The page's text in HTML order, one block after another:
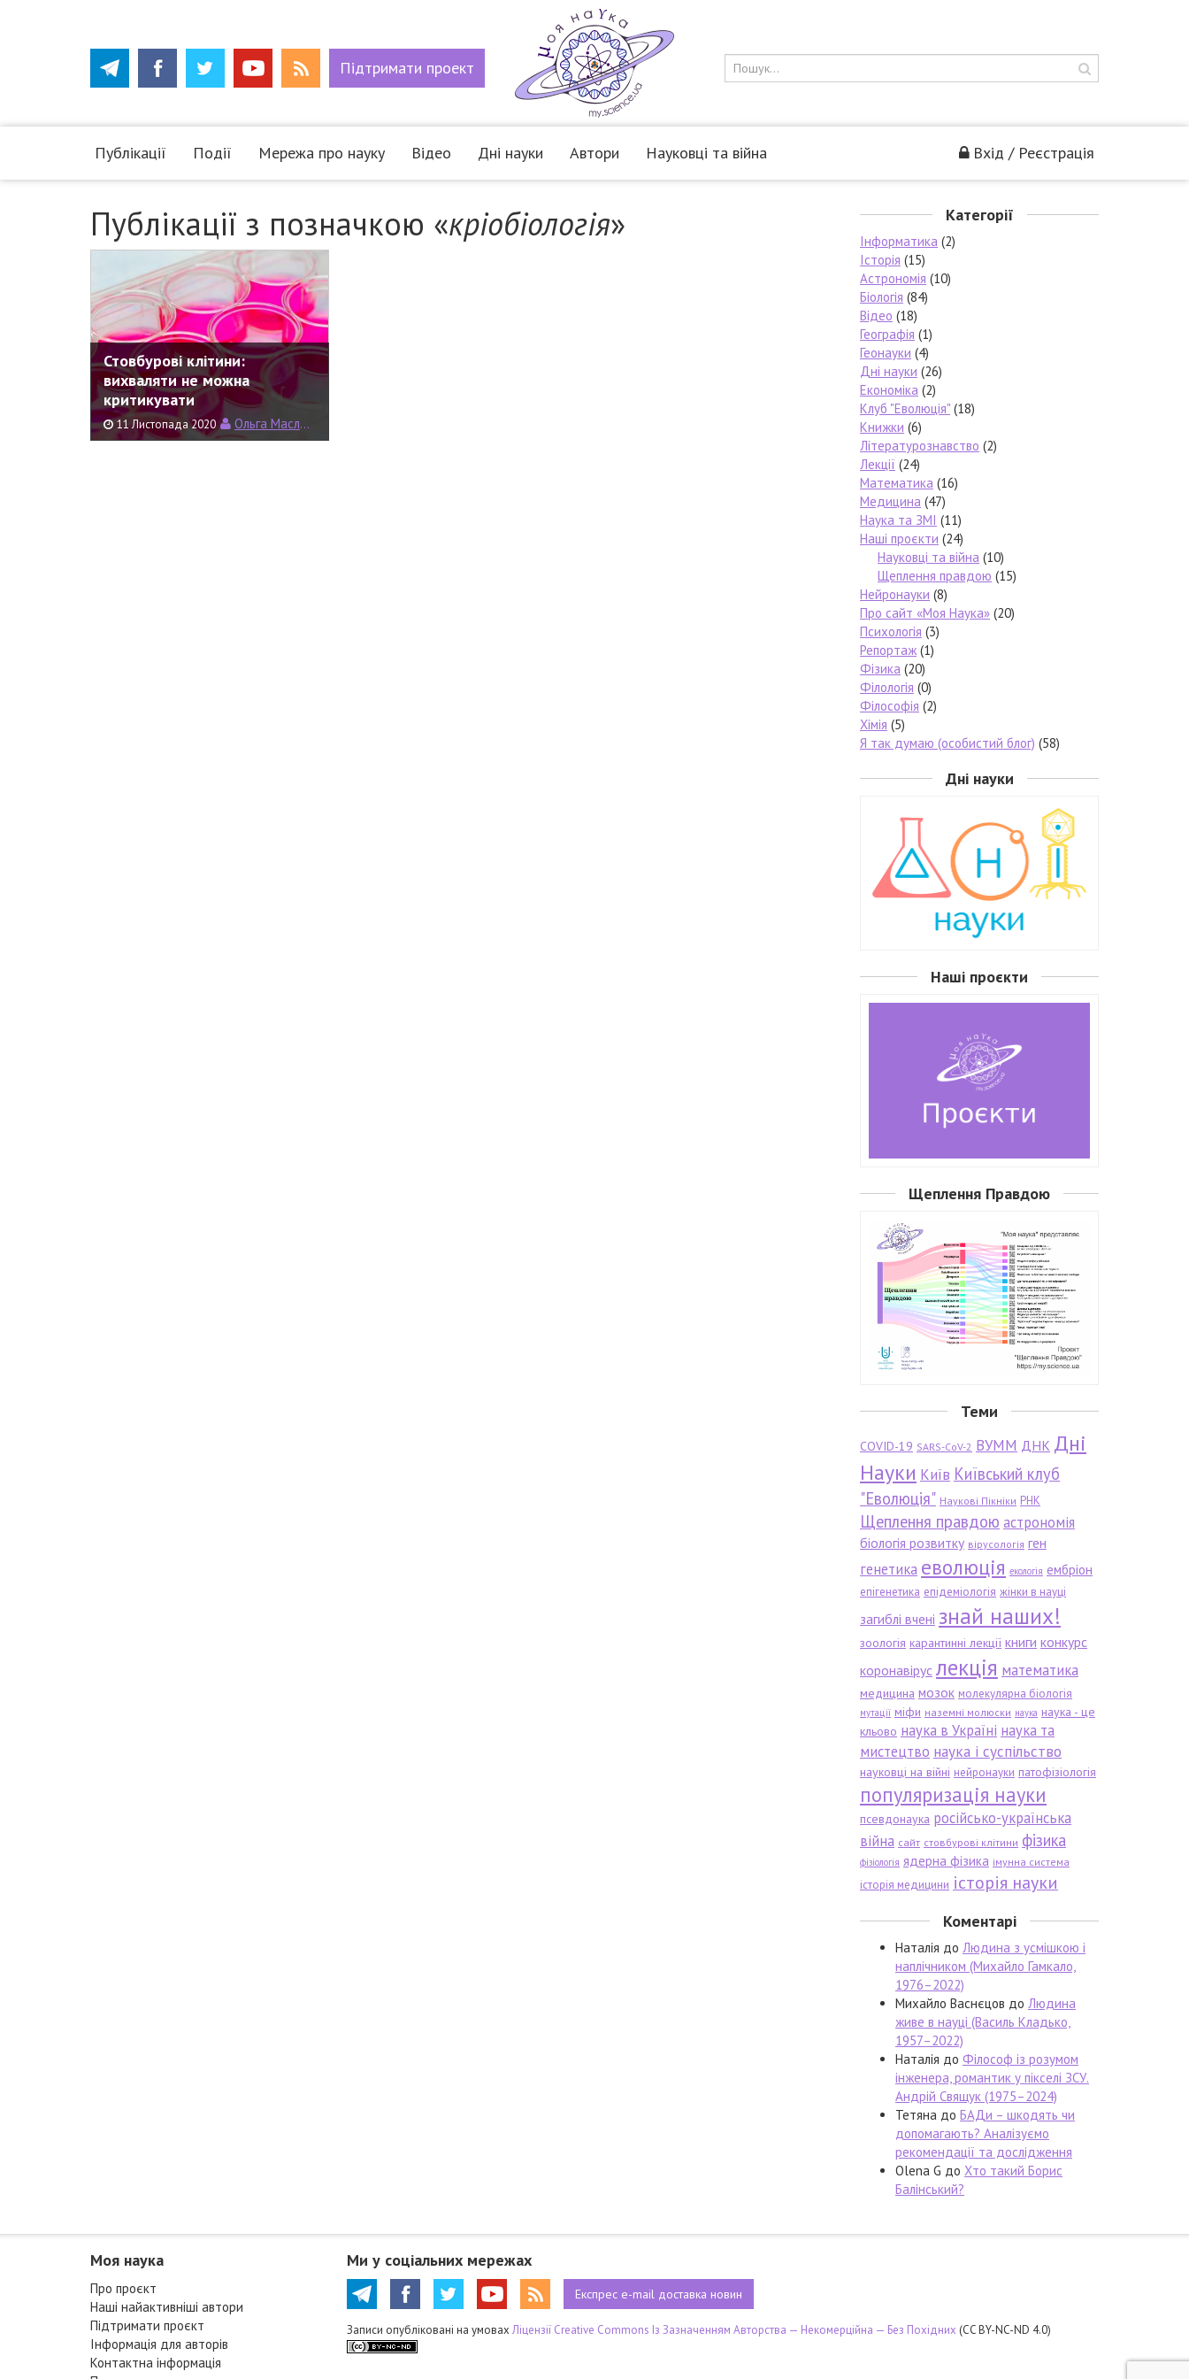
Підтримати проект
Публікації Події Мережа про науку Відео Дні науки Автори Науковці та війна Вхід / Реєстрація
Публікації з позначкою «кріобіологія»
Стовбурові клітини:
вихваляти не можна
критикувати
11 Листопада 2020 Ольга Маслова
Категорії
Інформатика (2)
Історія (15)
Астрономія (10)
Біологія (84)
Відео (18)
Географія (1)
Геонауки (4)
Дні науки (26)
Економіка (2)
Клуб "Еволюція" (18)
Книжки (6)
Літературознавство (2)
Лекції (24)
Математика (16)
Медицина (47)
Наука та ЗМІ (11)
Наші проєкти (24)
Науковці та війна (10)
Щеплення правдою (15)
Нейронауки (8)
Про сайт «Моя Наука» (20)
Психологія (3)
Репортаж(1)
Фізика (20)
Філологія (0)
Філософія (2)
Хімія (5)
Я так думаю (особистий блог) (58)
Дні науки
Наші проєкти
Щеплення Правдою
Теми
COVID-19 SARS-CoV-2 ВУММ ДНК Дні
Науки Київ Київський клуб
"Еволюція" Наукові Пікніки РНК
Щеплення правдою астрономія
біологія розвитку вірусологія ген
генетика еволюція екологія ембріон
епігенетика епідеміологія жінки в науці
загиблі вчені знай наших!
зоологія карантинні лекції книги конкурс
коронавірус лекція математика
медицина мозок молекулярна біологія
мутації міфи наземні молюски наука наука - це
кльово наука в Україні наука та
мистецтво наука і суспільство
науковці на війні нейронауки патофізіологія
популяризація науки
псевдонаука російсько-українська
війна сайт стовбурові клітини фізика
фізіологія ядерна фізика імунна система
історія медицини історія науки
Коментарі
Наталія до Людина з усмішкою і
наплічником (Михайло Гамкало,
1976–2022)
Михайло Васнєцов до Людина
живе в науці (Василь Кладько,
1957–2022)
Наталія до Філософ із розумом
інженера, романтик у пікселі ЗСУ.
Андрій Свящук (1975–2024)
Тетяна до БАДи – шкодять чи
допомагають? Аналізуємо
рекомендації та дослідження
Olena G до Хто такий Борис
Балінський?
Моя наука
Про проєкт
Наші найактивніші автори
Підтримати проєкт
Інформація для авторів
Контактна інформація
Ми у соціальних мережах
Експрес e-mail доставка новин
Записи опубліковані на умовах Ліцензії Creative Commons Із Зазначенням Авторства — Некомерційна — Без Похідних (CC BY-NC-ND 4.0)